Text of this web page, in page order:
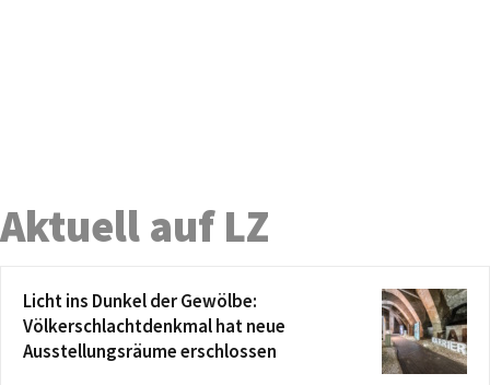
Aktuell auf LZ
Licht ins Dunkel der Gewölbe:
Völkerschlachtdenkmal hat neue
Ausstellungsräume erschlossen